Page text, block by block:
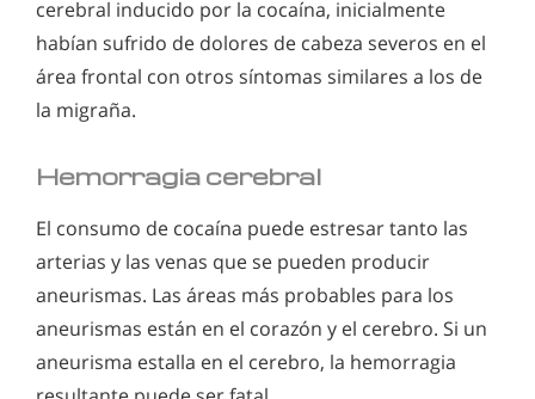
cerebral inducido por la cocaína, inicialmente
habían sufrido de dolores de cabeza severos en el
área frontal con otros síntomas similares a los de
la migraña.
Hemorragia cerebral
El consumo de cocaína puede estresar tanto las
arterias y las venas que se pueden producir
aneurismas. Las áreas más probables para los
aneurismas están en el corazón y el cerebro. Si un
aneurisma estalla en el cerebro, la hemorragia